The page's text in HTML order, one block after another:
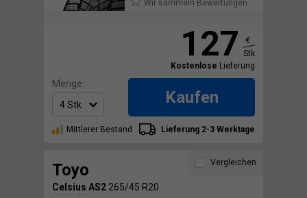
Wir sammeln Bewertungen.
127
€
Stk
Kostenlose Lieferung
Menge:
Kaufen
Mittlerer Bestand Lieferung 2-3 Werktage
Toyo
Celsius AS2 265/45 R20
Vergleichen